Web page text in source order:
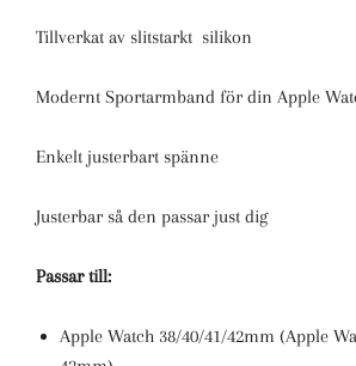
Tillverkat av slitstarkt silikon
Modernt Sportarmband för din Apple
Enkelt justerbart spänne
Justerbar så den passar just dig
Passar till:
Apple Watch 38/40/41/42mm (Apple